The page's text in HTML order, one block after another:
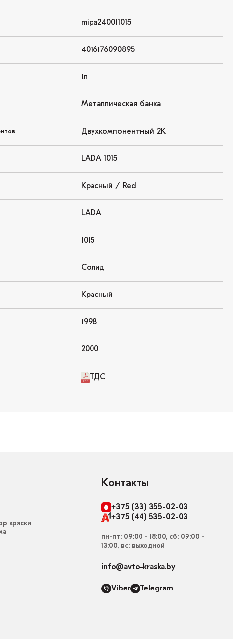
mipa240011015
4016176090895
1л
Металлическая банка
Двухкомпонентный 2K
LADA 1015
Красный / Red
LADA
1015
Солид
Красный
1998
2000
ТДС
краски
Контакты
+375 (33) 355-02-03
+375 (44) 535-02-03
пн-пт: 09:00 - 18:00, сб: 09:00 -
13:00, вс: выходной
info@avto-kraska.by
Viber Telegram